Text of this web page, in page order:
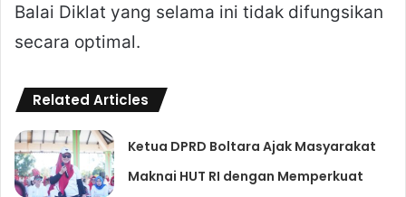
Balai Diklat yang selama ini tidak difungsikan
secara optimal.
Related Articles
Ketua DPRD Boltara Ajak Masyarakat
Maknai HUT RI dengan Memperkuat